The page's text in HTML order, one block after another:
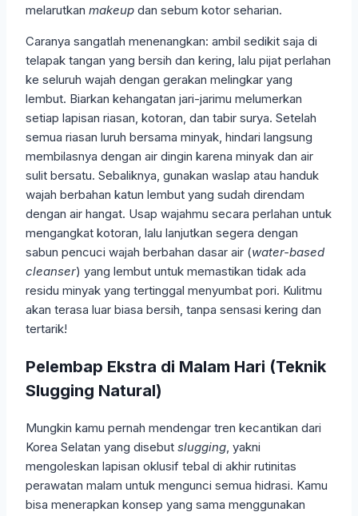
melarutkan makeup dan sebum kotor seharian.
Caranya sangatlah menenangkan: ambil sedikit saja di
telapak tangan yang bersih dan kering, lalu pijat perlahan
ke seluruh wajah dengan gerakan melingkar yang
lembut. Biarkan kehangatan jari-jarimu melumerkan
setiap lapisan riasan, kotoran, dan tabir surya. Setelah
semua riasan luruh bersama minyak, hindari langsung
membilasnya dengan air dingin karena minyak dan air
sulit bersatu. Sebaliknya, gunakan waslap atau handuk
wajah berbahan katun lembut yang sudah direndam
dengan air hangat. Usap wajahmu secara perlahan untuk
mengangkat kotoran, lalu lanjutkan segera dengan
sabun pencuci wajah berbahan dasar air (water-based
cleanser) yang lembut untuk memastikan tidak ada
residu minyak yang tertinggal menyumbat pori. Kulitmu
akan terasa luar biasa bersih, tanpa sensasi kering dan
tertarik!
Pelembap Ekstra di Malam Hari (Teknik
Slugging Natural)
Mungkin kamu pernah mendengar tren kecantikan dari
Korea Selatan yang disebut slugging, yakni
mengoleskan lapisan oklusif tebal di akhir rutinitas
perawatan malam untuk mengunci semua hidrasi. Kamu
bisa menerapkan konsep yang sama menggunakan